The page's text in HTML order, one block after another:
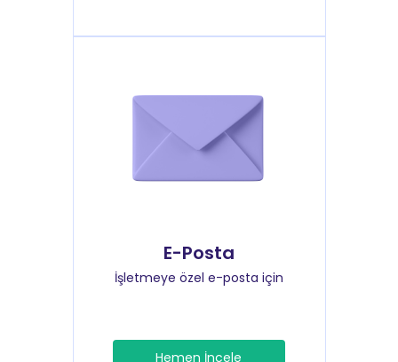
E-Posta
İşletmeye özel e-posta için
Hemen İncele